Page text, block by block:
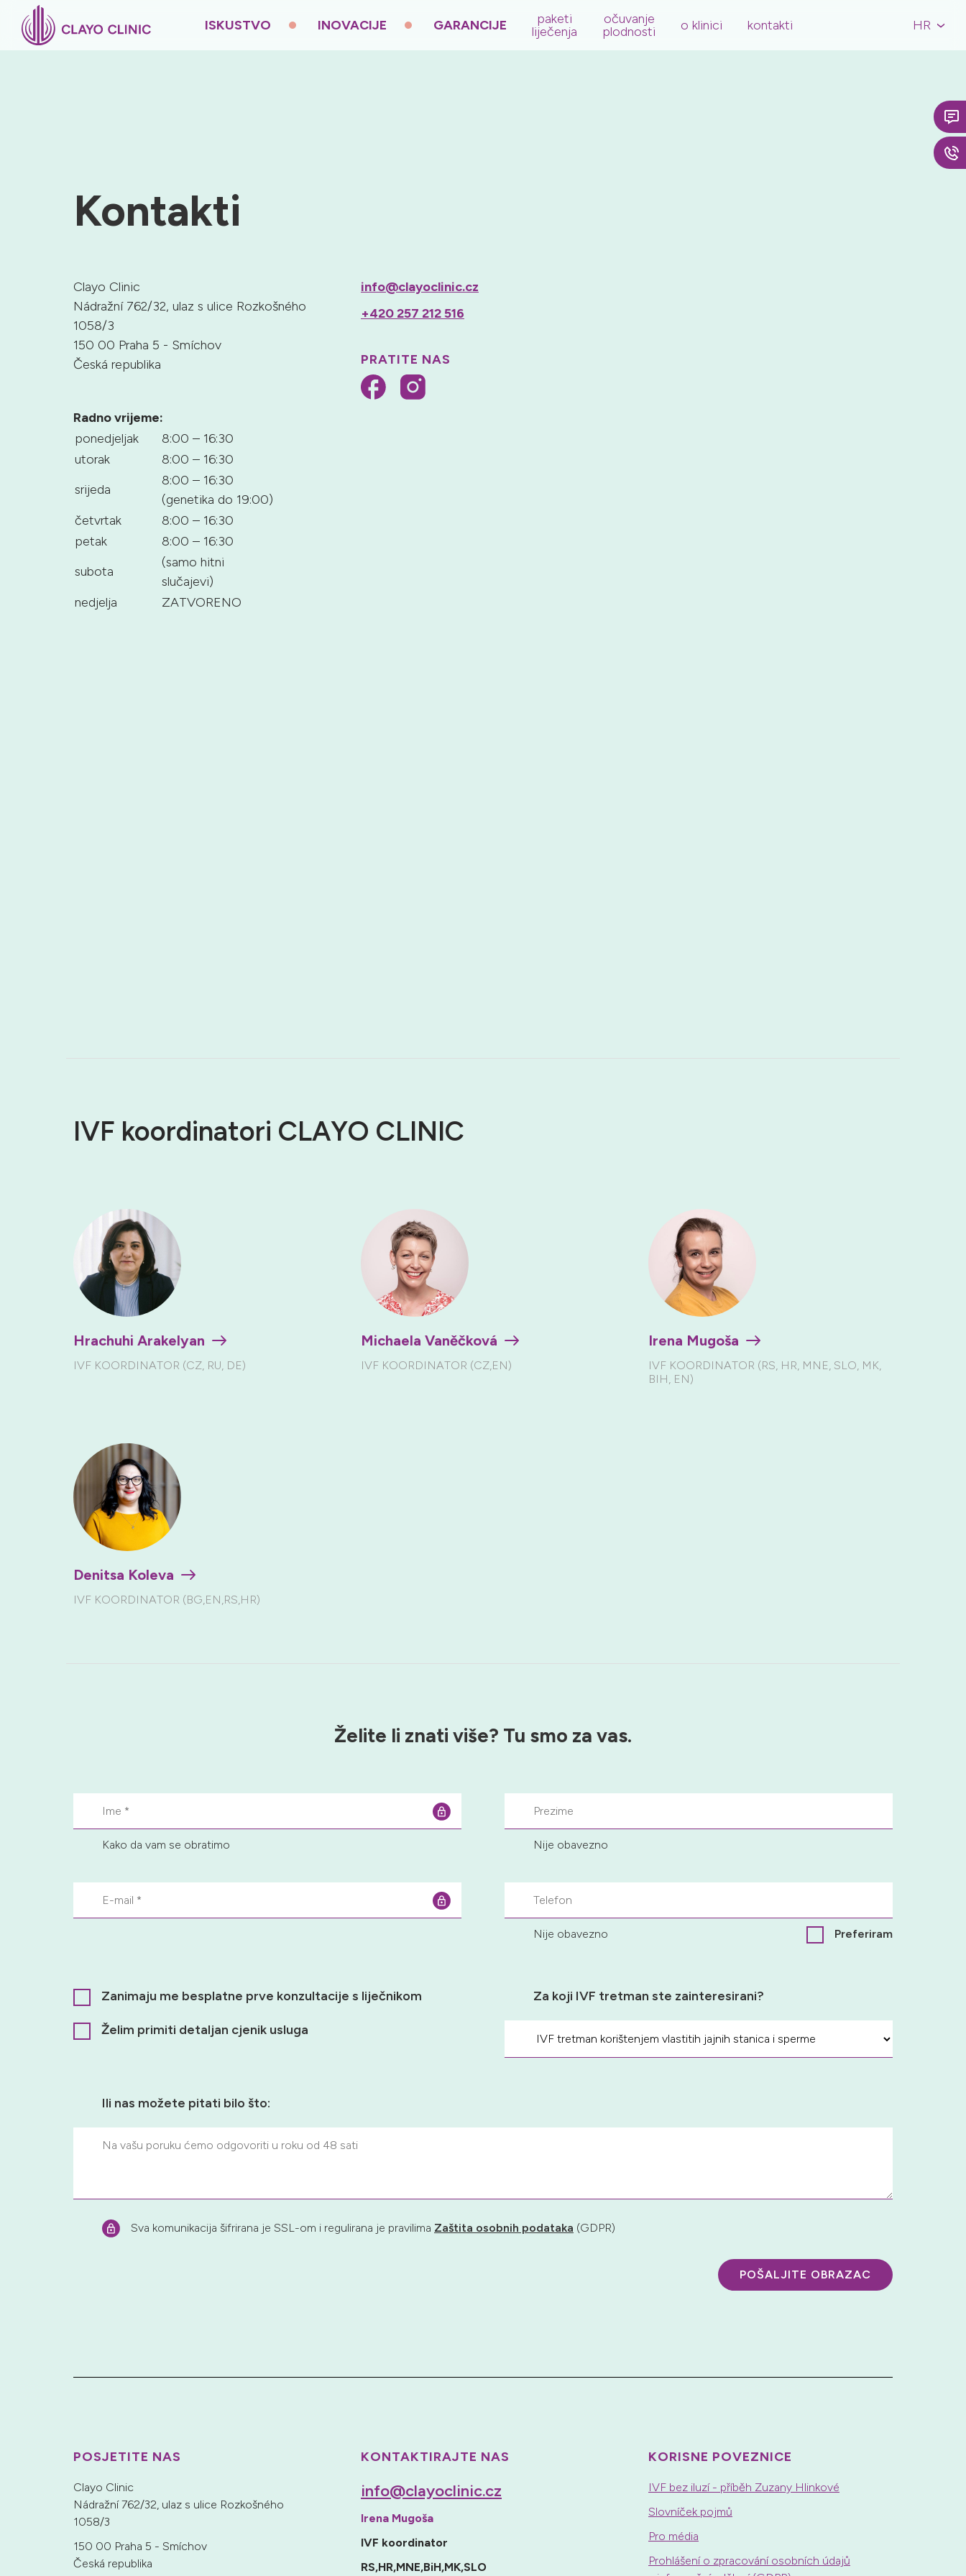
ISKUSTVO INOVACIJE GARANCIJE
paketi
liječenja
očuvanje
plodnosti
o klinici kontakti HR ›
Kontakti
Clayo Clinic
Nádražní 762/32, ulaz s ulice Rozkošného
1058/3
150 00 Praha 5 - Smíchov
Česká republika
Radno vrijeme:
ponedjeljak
8:00 – 16:30
utorak
8:00 – 16:30
srijeda
8:00 – 16:30
(genetika do 19:00)
četvrtak
8:00 – 16:30
petak
8:00 – 16:30
subota
(samo hitni
slučajevi)
nedjelja
ZATVORENO
info@clayoclinic.cz
+420 257 212 516
PRATITE NAS
IVF koordinatori CLAYO CLINIC
Hrachuhi Arakelyan
IVF KOORDINATOR (CZ, RU, DE)
Michaela Vaněčková
IVF KOORDINATOR (CZ,EN)
Irena Mugoša
IVF KOORDINATOR (RS, HR, MNE, SLO, MK,
BIH, EN)
Denitsa Koleva
IVF KOORDINATOR (BG,EN,RS,HR)
Želite li znati više? Tu smo za vas.
Kako da vam se obratimo Nije obavezno
Nije obavezno Preferiram
Zanimaju me besplatne prve konzultacije s liječnikom
Želim primiti detaljan cjenik usluga
Za koji IVF tretman ste zainteresirani?
Ili nas možete pitati bilo što:
Sva komunikacija šifrirana je SSL-om i regulirana je pravilima Zaštita osobnih podataka (GDPR)
POŠALJITE OBRAZAC
POSJETITE NAS
Clayo Clinic
Nádražní 762/32, ulaz s ulice Rozkošného
1058/3
150 00 Praha 5 - Smíchov
Česká republika
KONTAKTIRAJTE NAS
info@clayoclinic.cz
Irena Mugoša
IVF koordinator
RS,HR,MNE,BiH,MK,SLO
KORISNE POVEZNICE
IVF bez iluzí - příběh Zuzany Hlinkové
Slovníček pojmů
Pro média
Prohlášení o zpracování osobních údajů